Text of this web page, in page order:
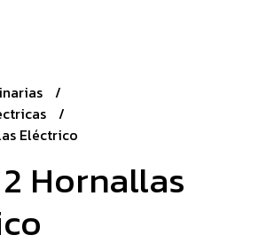
Eléctrico
Hornallas